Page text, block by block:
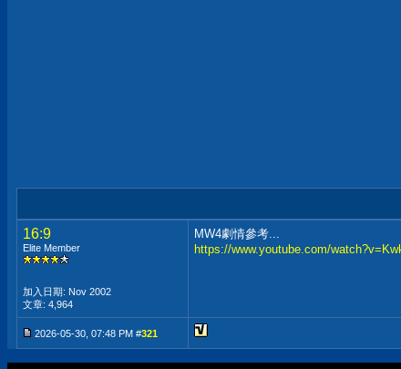
16:9
Elite Member
加入日期: Nov 2002
文章: 4,964
MW4劇情參考...
https://www.youtube.com/
2026-05-30, 07:48 PM #321